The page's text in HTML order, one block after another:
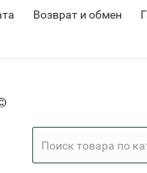
Возврат и обмен